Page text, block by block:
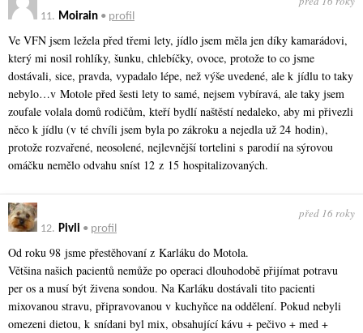
11. Moirain • profil
Ve VFN jsem ležela před třemi lety, jídlo jsem měla jen díky kamarádovi,
který mi nosil rohlíky, šunku, chlebíčky, ovoce, protože to co jsme
dostávali, sice, pravda, vypadalo lépe, než výše uvedené, ale k jídlu to taky
nebylo…v Motole před šesti lety to samé, nejsem vybíravá, ale taky jsem
zoufale volala domů rodičům, kteří bydlí naštěstí nedaleko, aby mi přivezli
něco k jídlu (v té chvíli jsem byla po zákroku a nejedla už 24 hodin),
protože rozvařené, neosolené, nejlevnější tortelini s parodií na sýrovou
omáčku nemělo odvahu sníst 12 z 15 hospi­talizovaných.
12. Pivli • profil
před 16 roky
Od roku 98 jsme přestěhovaní z Karláku do Motola.
Většina našich pacientů nemůže po operaci dlouhodobě přijímat potravu
per os a musí být živena sondou. Na Karláku dostávali tito pacienti
mixovanou stravu, připravovanou v kuchyňce na oddělení. Pokud nebyli
omezeni dietou, k snídani byl mix, obsahující kávu + pečivo + med +